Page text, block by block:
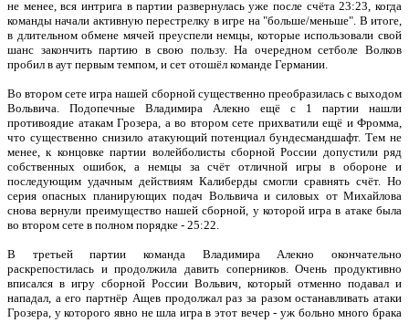
не менее, вся интрига в партии развернулась уже после счёта 23:23, когда
команды начали активную перестрелку в игре на "больше/меньше". В итоге,
в длительном обмене мячей преуспели немцы, которые использовали свой
шанс закончить партию в свою пользу. На очередном сетболе Волков
пробил в аут первым темпом, и сет отошёл команде Германии.
Во втором сете игра нашей сборной существенно преобразилась с выходом
Вольвича. Подопечные Владимира Алекно ещё с 1 партии нашли
противоядие атакам Грозера, а во втором сете прихватили ещё и Фромма,
что существенно снизило атакующий потенциал бундесмандшафт. Тем не
менее, к концовке партии волейболисты сборной России допустили ряд
собственных ошибок, а немцы за счёт отличной игры в обороне и
последующим удачным действиям Калиберды смогли сравнять счёт. Но
серия опасных планирующих подач Вольвича и силовых от Михайлова
снова вернули преимущество нашей сборной, у которой игра в атаке была
во втором сете в полном порядке - 25:22.
В третьей партии команда Владимира Алекно окончательно
раскрепостилась и продолжила давить соперников. Очень продуктивно
вписался в игру сборной России Вольвич, который отменно подавал и
нападал, а его партнёр Ащев продолжал раз за разом останавливать атаки
Грозера, у которого явно не шла игра в этот вечер - уж больно много брака